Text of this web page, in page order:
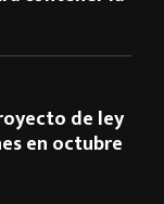
de ley
en octubre